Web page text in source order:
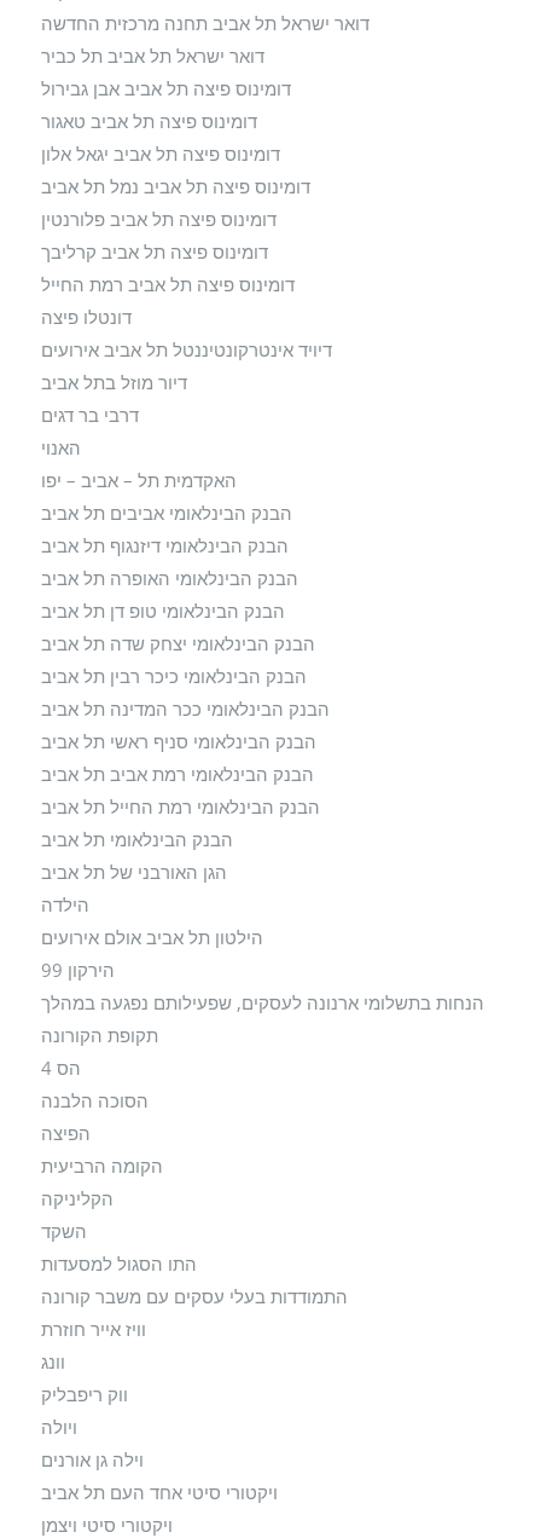
דואר ישראל תל אביב תחנה מרכזית החדשה
דואר ישראל תל אביב תל כביר
דומינוס פיצה תל אביב אבן גבירול
דומינוס פיצה תל אביב טאגור
דומינוס פיצה תל אביב יגאל אלון
דומינוס פיצה תל אביב נמל תל אביב
דומינוס פיצה תל אביב פלורנטין
דומינוס פיצה תל אביב קרליבך
דומינוס פיצה תל אביב רמת החייל
דונטלו פיצה
דיויד אינטרקונטיננטל תל אביב אירועים
דיור מוזל בתל אביב
דרבי בר דגים
האנוי
האקדמית תל – אביב – יפו
הבנק הבינלאומי אביבים תל אביב
הבנק הבינלאומי דיזנגוף תל אביב
הבנק הבינלאומי האופרה תל אביב
הבנק הבינלאומי טופ דן תל אביב
הבנק הבינלאומי יצחק שדה תל אביב
הבנק הבינלאומי כיכר רבין תל אביב
הבנק הבינלאומי ככר המדינה תל אביב
הבנק הבינלאומי סניף ראשי תל אביב
הבנק הבינלאומי רמת אביב תל אביב
הבנק הבינלאומי רמת החייל תל אביב
הבנק הבינלאומי תל אביב
הגן האורבני של תל אביב
הילדה
הילטון תל אביב אולם אירועים
הירקון 99
הנחות בתשלומי ארנונה לעסקים, שפעילותם נפגעה במהלך
תקופת הקורונה
הס 4
הסוכה הלבנה
הפיצה
הקומה הרביעית
הקליניקה
השקד
התו הסגול למסעדות
התמודדות בעלי עסקים עם משבר קורונה
וויז אייר חוזרת
וונג
ווק ריפבליק
ויולה
וילה גן אורנים
ויקטורי סיטי אחד העם תל אביב
ויקטורי סיטי ויצמן